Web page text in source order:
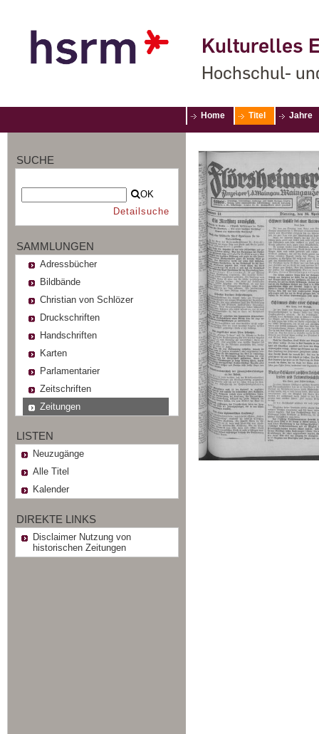
Kulturelles
Hochschul-
Home Titel Jahre
SUCHE
OK
Detailsuche
SAMMLUNGEN
Adressbücher
Bildbände
Christian von Schlözer
Druckschriften
Handschriften
Karten
Parlamentarier
Zeitschriften
Zeitungen
LISTEN
Neuzugänge
Alle Titel
Kalender
DIREKTE LINKS
Disclaimer Nutzung von
historischen Zeitungen